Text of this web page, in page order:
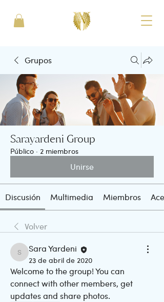
Grupos
Sarayardeni Group
Público · 2 miembros
Unirse
Discusión Multimedia Miembros
Volver
Sara Yardeni
Sara Yardeni
23 de abril de 2020
Welcome to the group! You can
connect with other members, get
updates and share photos.